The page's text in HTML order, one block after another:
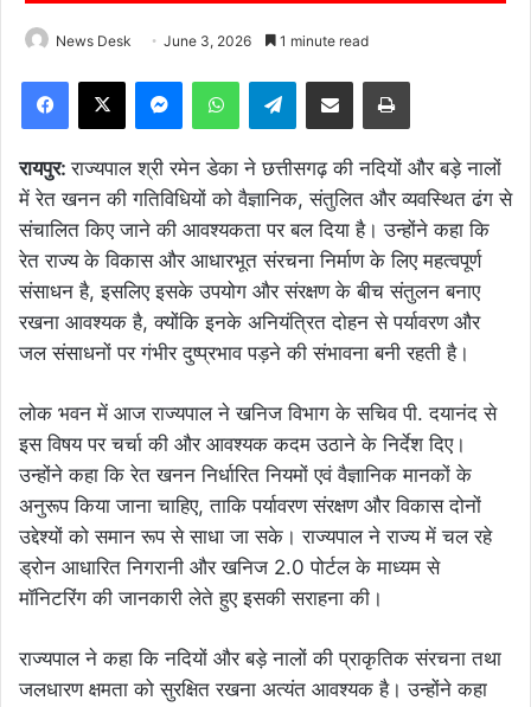
News Desk June 3, 2026 1 minute read
Facebook
X MessengerWhatsAppTelegramShare via Email Print
रायपुर:राज्यपाल श्री रमेन डेका ने छत्तीसगढ़ की नदियों और बड़े नालों
में रेत खनन की गतिविधियों को वैज्ञानिक, संतुलित और व्यवस्थित ढंग से
संचालित किए जाने की आवश्यकता पर बल दिया है। उन्होंने कहा कि
रेत राज्य के विकास और आधारभूत संरचना निर्माण के लिए महत्वपूर्ण
संसाधन है, इसलिए इसके उपयोग और संरक्षण के बीच संतुलन बनाए
रखना आवश्यक है, क्योंकि इनके अनियंत्रित दोहन से पर्यावरण और
जल संसाधनों पर गंभीर दुष्प्रभाव पड़ने की संभावना बनी रहती है।
लोक भवन में आज राज्यपाल ने खनिज विभाग के सचिव पी. दयानंद से
इस विषय पर चर्चा की और आवश्यक कदम उठाने के निर्देश दिए।
उन्होंने कहा कि रेत खनन निर्धारित नियमों एवं वैज्ञानिक मानकों के
अनुरूप किया जाना चाहिए, ताकि पर्यावरण संरक्षण और विकास दोनों
उद्देश्यों को समान रूप से साधा जा सके। राज्यपाल ने राज्य में चल रहे
ड्रोन आधारित निगरानी और खनिज 2.0 पोर्टल के माध्यम से
मॉनिटरिंग की जानकारी लेते हुए इसकी सराहना की।
राज्यपाल ने कहा कि नदियों और बड़े नालों की प्राकृतिक संरचना तथा
जलधारण क्षमता को सुरक्षित रखना अत्यंत आवश्यक है। उन्होंने कहा